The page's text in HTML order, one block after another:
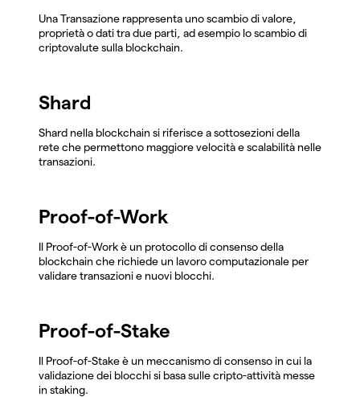
Una Transazione rappresenta uno scambio di valore,
proprietà o dati tra due parti, ad esempio lo scambio di
criptovalute sulla blockchain.
Shard
Shard nella blockchain si riferisce a sottosezioni della
rete che permettono maggiore velocità e scalabilità nelle
transazioni.
Proof-of-Work
Il Proof-of-Work è un protocollo di consenso della
blockchain che richiede un lavoro computazionale per
validare transazioni e nuovi blocchi.
Proof-of-Stake
Il Proof-of-Stake è un meccanismo di consenso in cui la
validazione dei blocchi si basa sulle cripto-attività messe
in staking.